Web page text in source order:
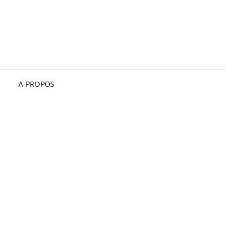
A PROPOS